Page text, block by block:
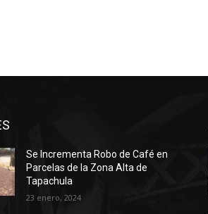
Se Incrementa Robo de Café en
Parcelas de la Zona Alta de
Tapachula
23 enero, 2024